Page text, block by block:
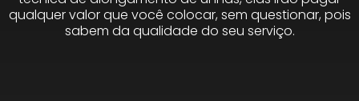
qualquer valor que você colocar, sem questionar, pois
sabem da qualidade do seu serviço.